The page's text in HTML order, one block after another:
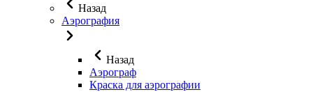
Назад
Аэрография
Назад
Аэрограф
Краска для аэрографии